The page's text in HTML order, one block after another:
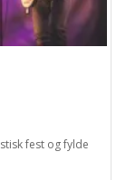
fest og fylde